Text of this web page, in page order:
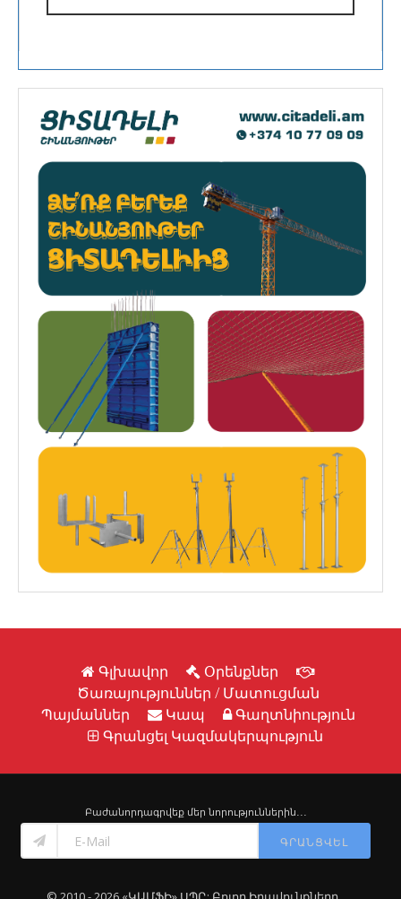
Գլխավոր
Օրենքներ
Ծառայություններ / Մատուցման
Պայմաններ
Կապ
Գաղտնիություն
Գրանցել Կազմակերպություն
Բաժանորդագրվեք մեր նորություններին․․․
ԳՐԱՆՑՎԵԼ